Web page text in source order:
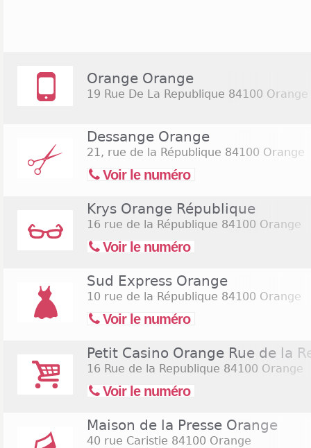
ouvert jusqu'à 18h30, Bonus, Lulu Castagnette,
Naturhouse et Yves Rocher. Ces boutiques
Orange Orange
19 Rue De La Republique 84100 Orange
Dessange Orange
21, rue de la République 84100 Orange
Voir le numéro
Krys Orange République
16 rue de la République 84100 Orange
Voir le numéro
Sud Express Orange
10 rue de la République 84100 Orange
Voir le numéro
Petit Casino Orange Rue de la
16 Rue de la Republique 84100 Orange
Voir le numéro
Maison de la Presse Orange
40 rue Caristie 84100 Orange